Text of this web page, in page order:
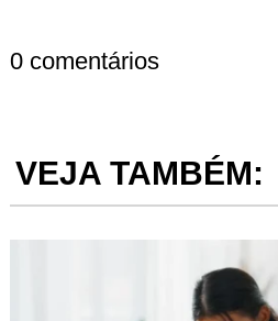
0 comentários
VEJA TAMBÉM: